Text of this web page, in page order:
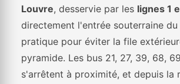
Louvre, desservie par les lignes 1
directement l'entrée souterraine
pratique pour éviter la file
pyramide. Les bus 21, 27, 39, 68,
s'arrêtent à proximité, et depuis la